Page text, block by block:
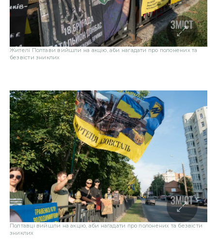
Жителі Полтави вийшли на акцію, аби нагадати про полонених та
безвісти зниклих
Полтавці вийшли на акцію, аби нагадати про полонених та безвісти
зниклих